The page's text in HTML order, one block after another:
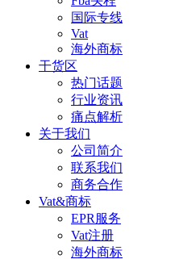
国际专线
Vat
海外商标
干货区
热门话题
行业资讯
痛点解析
关于我们
公司简介
联系我们
商务合作
Vat&商标
EPR服务
Vat注册
海外商标